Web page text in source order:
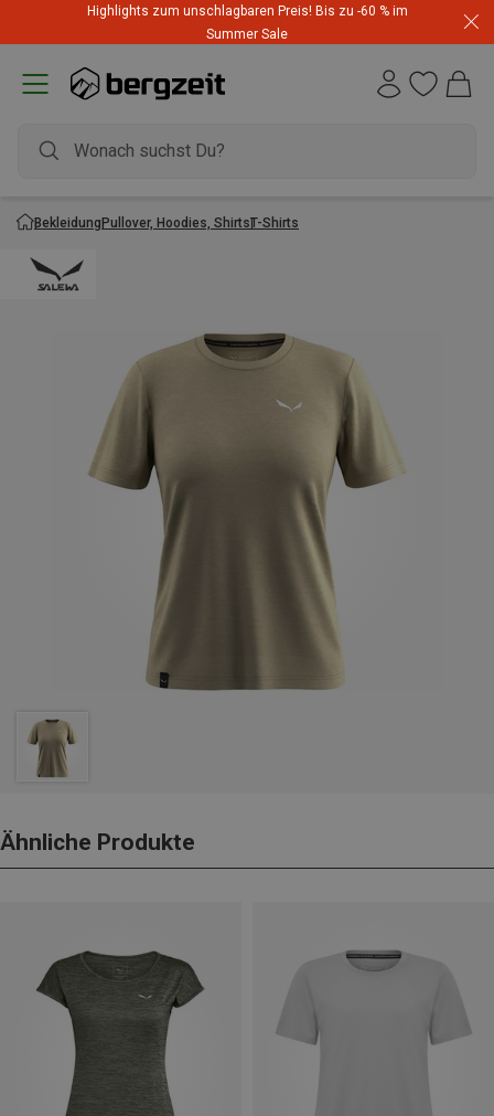
Highlights zum unschlagbaren Preis! Bis zu -60 % im
Summer Sale
BekleidungPullover, Hoodies, ShirtsT-Shirts
Ähnliche Produkte